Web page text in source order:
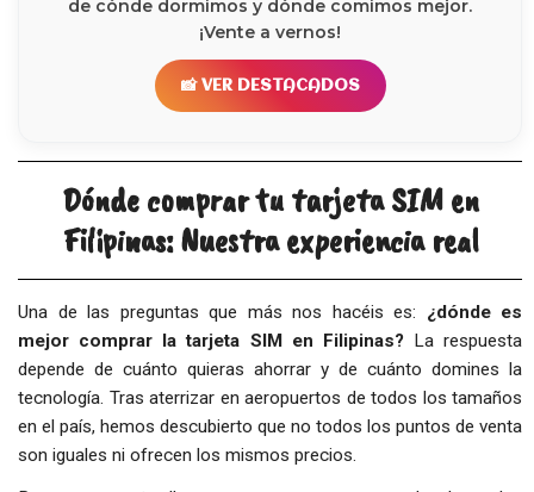
de cónde dormimos y dónde comimos mejor.
¡Vente a vernos!
📸 VER DESTACADOS
Dónde comprar tu tarjeta SIM en
Filipinas: Nuestra experiencia real
Una de las preguntas que más nos hacéis es: ¿dónde es
mejor comprar la tarjeta SIM en Filipinas? La respuesta
depende de cuánto quieras ahorrar y de cuánto domines la
tecnología. Tras aterrizar en aeropuertos de todos los tamaños
en el país, hemos descubierto que no todos los puntos de venta
son iguales ni ofrecen los mismos precios.